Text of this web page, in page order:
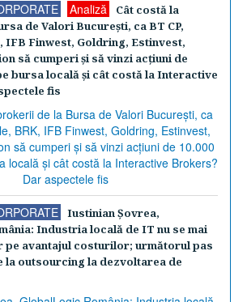
Analiză
Cât costă la
de Valori Bucureşti, ca BT CP,
IFB Finwest, Goldring, Estinvest,
să cumperi şi să vinzi acţiuni de
bursa locală şi cât costă la Interactive
fis
Iustinian Şovrea,
Industria locală de IT nu se mai
pe avantajul costurilor; următorul pas
la outsourcing la dezvoltarea de